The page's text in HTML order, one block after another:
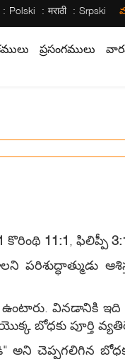
Polski मराठी Srpski
ప్రసంగములు
కొరింథి 11:1 , ఫిలిప్పీ
ఉంటారు. వినడానికి
బోధకు పూర్తి
అని చెప్పగలిగిన